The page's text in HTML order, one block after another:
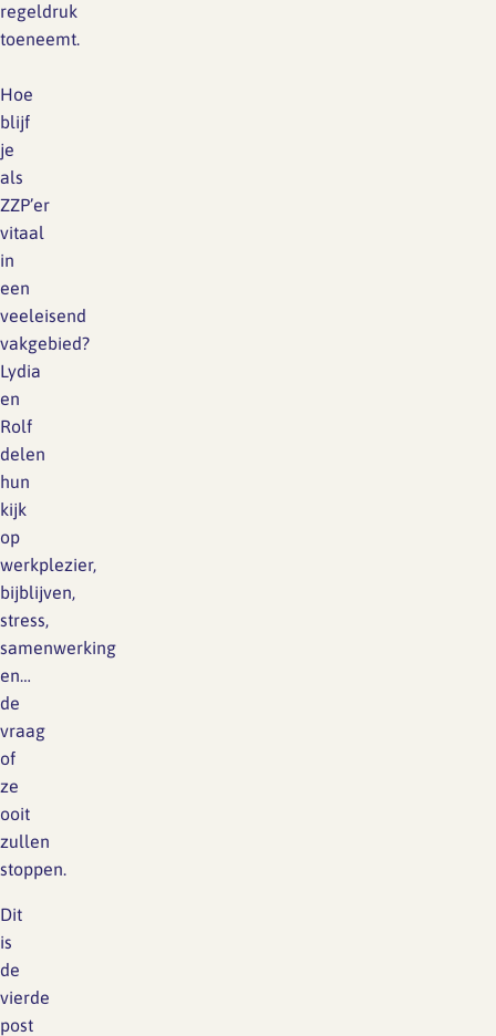
regeldruk
toeneemt.
Hoe
blijf
je
als
ZZP’er
vitaal
in
een
veeleisend
vakgebied?
Lydia
en
Rolf
delen
hun
kijk
op
werkplezier,
bijblijven,
stress,
samenwerking
en…
de
vraag
of
ze
ooit
zullen
stoppen.
Dit
is
de
vierde
post